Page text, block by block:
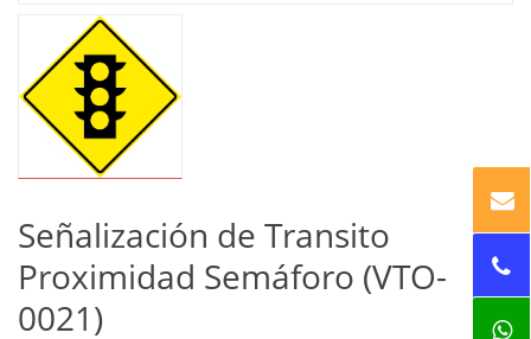
Señalización de Transito
Proximidad Semáforo (VTO-
0021)